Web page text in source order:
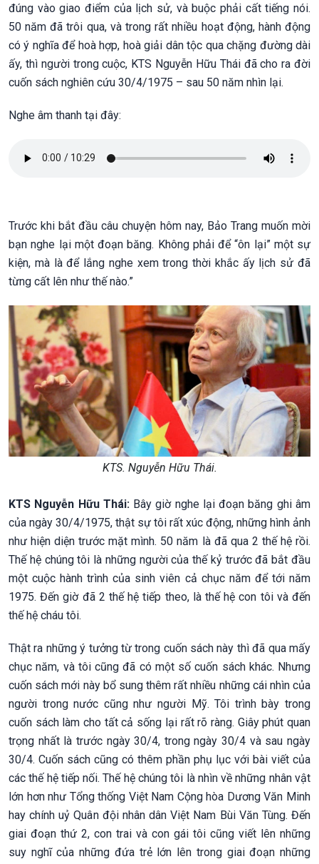
đúng vào giao điểm của lịch sử, và buộc phải cất tiếng nói.
50 năm đã trôi qua, và trong rất nhiều hoạt động, hành động
có ý nghĩa để hoà hợp, hoà giải dân tộc qua chặng đường dài
ấy, thì người trong cuộc, KTS Nguyễn Hữu Thái đã cho ra đời
cuốn sách nghiên cứu 30/4/1975 – sau 50 năm nhìn lại.
Nghe âm thanh tại đây:
Trước khi bắt đầu câu chuyện hôm nay, Bảo Trang muốn mời
bạn nghe lại một đoạn băng. Không phải để “ôn lại” một sự
kiện, mà là để lắng nghe xem trong thời khắc ấy lịch sử đã
từng cất lên như thế nào.”
KTS. Nguyễn Hữu Thái.
KTS Nguyễn Hữu Thái:Bây giờ nghe lại đoạn băng ghi âm
của ngày 30/4/1975, thật sự tôi rất xúc động, những hình ảnh
như hiện diện trước mặt mình. 50 năm là đã qua 2 thế hệ rồi.
Thế hệ chúng tôi là những người của thế kỷ trước đã bắt đầu
một cuộc hành trình của sinh viên cả chục năm để tới năm
1975. Đến giờ đã 2 thế hệ tiếp theo, là thế hệ con tôi và đến
thế hệ cháu tôi.
Thật ra những ý tưởng từ trong cuốn sách này thì đã qua mấy
chục năm, và tôi cũng đã có một số cuốn sách khác. Nhưng
cuốn sách mới này bổ sung thêm rất nhiều những cái nhìn của
người trong nước cũng như người Mỹ. Tôi trình bày trong
cuốn sách làm cho tất cả sống lại rất rõ ràng. Giây phút quan
trọng nhất là trước ngày 30/4, trong ngày 30/4 và sau ngày
30/4. Cuốn sách cũng có thêm phần phụ lục với bài viết của
các thế hệ tiếp nối. Thế hệ chúng tôi là nhìn về những nhân vật
lớn hơn như Tổng thống Việt Nam Cộng hòa Dương Văn Minh
hay chính uỷ Quân đội nhân dân Việt Nam Bùi Văn Tùng. Đến
giai đoạn thứ 2, con trai và con gái tôi cũng viết lên những
suy nghĩ của những đứa trẻ lớn lên trong giai đoạn những